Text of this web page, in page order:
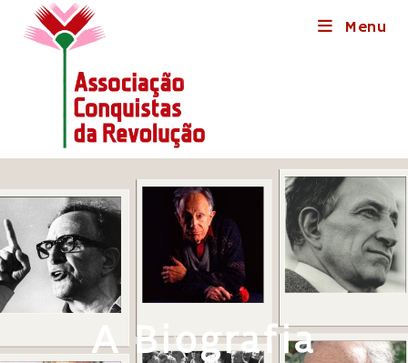
Menu
A Biografia